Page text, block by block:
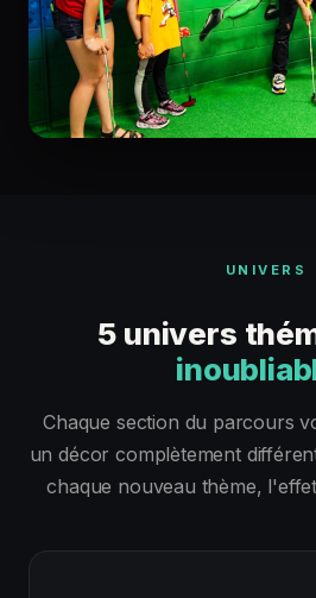
UNIVERS
5 univers
Chaque section du parcours
un décor complètement
chaque nouveau thème,